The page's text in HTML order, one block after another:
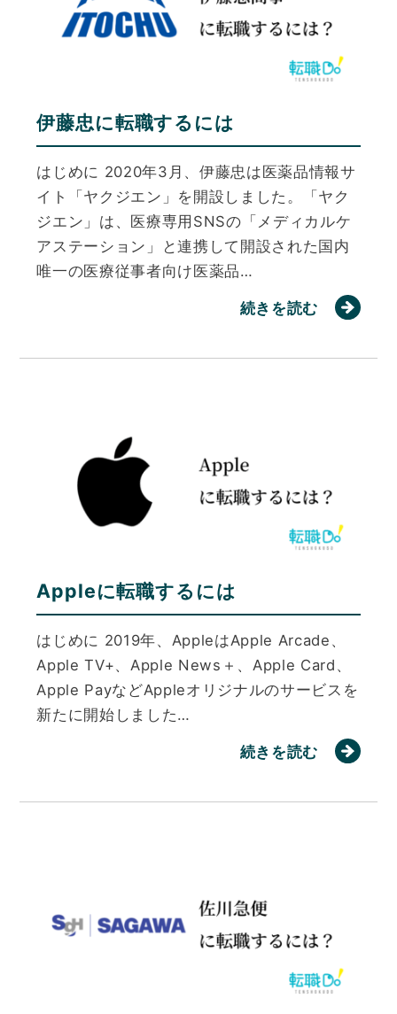
伊藤忠に転職するには
はじめに 2020年3月、伊藤忠は医薬品情報サ
イト「ヤクジエン」を開設しました。「ヤク
ジエン」は、医療専用SNSの「メディカルケ
アステーション」と連携して開設された国内
唯一の医療従事者向け医薬品…
続きを読む
Appleに転職するには
はじめに 2019年、AppleはApple Arcade、
Apple TV+、Apple News＋、Apple Card、
Apple PayなどAppleオリジナルのサービスを
新たに開始しました…
続きを読む